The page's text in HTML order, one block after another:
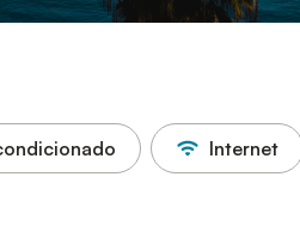
Internet